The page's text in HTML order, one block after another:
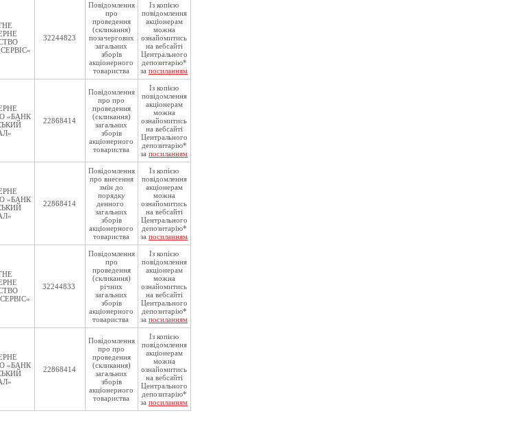
32244823
Повідомлення
про
проведення
(скликання)
позачергових
загальних
зборів
акціонерного
товариства
Із копією
повідомлення
акціонерам
можна
ознайомитись
на вебсайті
Центрального
депозитарію*
за посиланням
«БАНК
22868414
Повідомлення
про про
проведення
(скликання)
загальних
зборів
акціонерного
товариства
Із копією
повідомлення
акціонерам
можна
ознайомитись
на вебсайті
Центрального
депозитарію*
за посиланням
«БАНК
22868414
Повідомлення
про внесення
змін до
порядку
денного
загальних
зборів
акціонерного
товариства
Із копією
повідомлення
акціонерам
можна
ознайомитись
на вебсайті
Центрального
депозитарію*
за посиланням
32244833
Повідомлення
про
проведення
(скликання)
річних
загальних
зборів
акціонерного
товариства
Із копією
повідомлення
акціонерам
можна
ознайомитись
на вебсайті
Центрального
депозитарію*
за посиланням
«БАНК
22868414
Повідомлення
про про
проведення
(скликання)
загальних
зборів
акціонерного
товариства
Із копією
повідомлення
акціонерам
можна
ознайомитись
на вебсайті
Центрального
депозитарію*
за посиланням